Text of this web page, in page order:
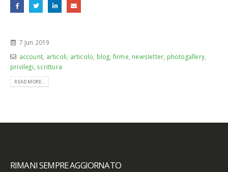
7 Jun 2019
account articoli articolo blog firme newsletter photogallery,
privilegi scrittura
READ MORE...
RIMANI SEMPRE AGGIORNATO